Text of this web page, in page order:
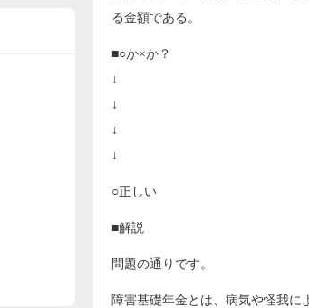
る金額である。
■○か×か？
↓
↓
↓
↓
○正しい
■解説
問題の通りです。
障害基礎年金とは、病気や怪我